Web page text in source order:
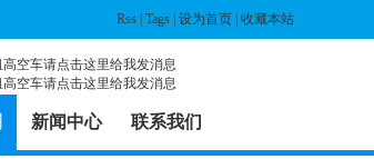
Rss Tags 设为首页 收藏本站
新闻中心 联系我们